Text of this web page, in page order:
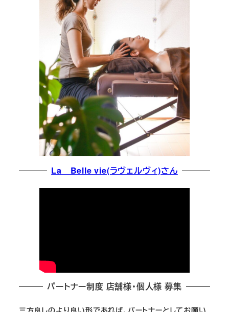
La Belle vie(ラヴェルヴィ)さん
パートナー制度 店舗様・個人様 募集
三方良しのより良い形であれば、パートナーとしてお願い